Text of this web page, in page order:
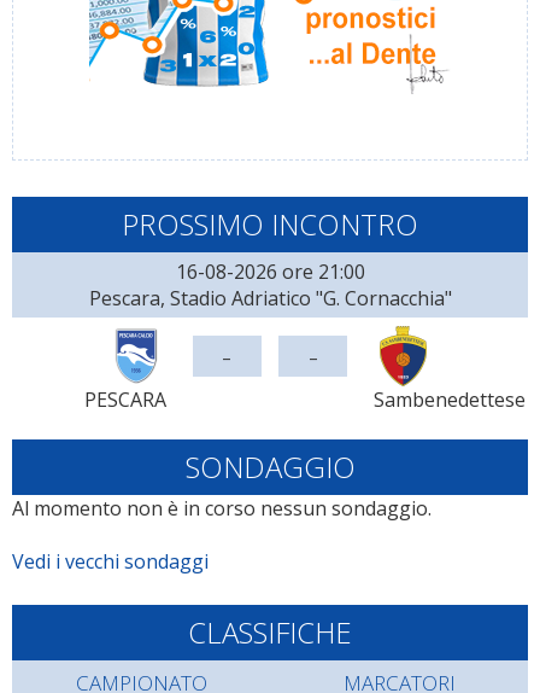
PROSSIMO INCONTRO
16-08-2026 ore 21:00
Pescara, Stadio Adriatico "G. Cornacchia"
PESCARA
- -
Sambenedettese
SONDAGGIO
Al momento non è in corso nessun sondaggio.
Vedi i vecchi sondaggi
CLASSIFICHE
CAMPIONATO MARCATORI